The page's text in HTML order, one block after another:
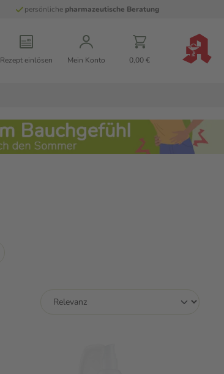
persönliche pharmazeutische Beratung
Rezept einlösen Mein Konto 0,00 €